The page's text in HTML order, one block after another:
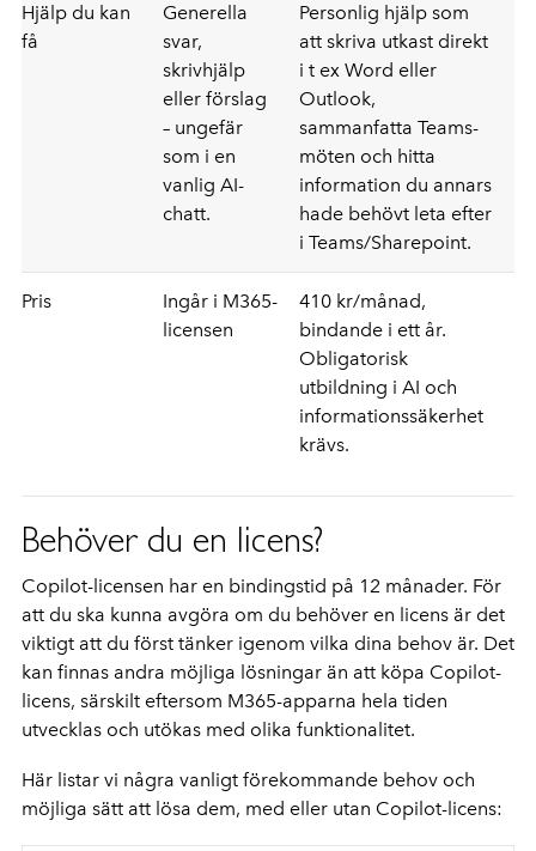
Hjälp du kan
få
Generella
svar,
skrivhjälp
eller förslag
– ungefär
som i en
vanlig AI-
chatt.
Personlig hjälp som
att skriva utkast direkt
i t ex Word eller
Outlook,
sammanfatta Teams-
möten och hitta
information du annars
hade behövt leta efter
i Teams/Sharepoint.
Pris
Ingår i M365-
licensen
410 kr/månad,
bindande i ett år.
Obligatorisk
utbildning i AI och
informationssäkerhet
krävs.
Behöver du en licens?
Copilot-licensen har en bindingstid på 12 månader. För
att du ska kunna avgöra om du behöver en licens är det
viktigt att du först tänker igenom vilka dina behov är. Det
kan finnas andra möjliga lösningar än att köpa Copilot-
licens, särskilt eftersom M365-apparna hela tiden
utvecklas och utökas med olika funktionalitet.
Här listar vi några vanligt förekommande behov och
möjliga sätt att lösa dem, med eller utan Copilot-licens: